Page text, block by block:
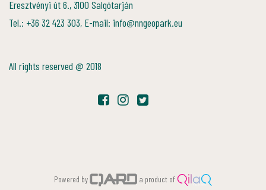
Eresztvényi út 6., 3100 Salgótarján
Tel.: +36 32 423 303, E-mail: info@nngeopark.eu
All rights reserved @ 2018
Powered by a product of